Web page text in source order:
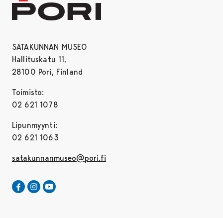
SATAKUNNAN MUSEO
Hallituskatu 11,
28100 Pori, Finland
Toimisto:
02 621 1078
Lipunmyynti:
02 621 1063
satakunnanmuseo@pori.fi
Satakunnan Museo Facebookissa
Avautuu uudessa välilehdessä
Satakunnan Museo Instagrammissa
Avautuu uudessa välilehdessä